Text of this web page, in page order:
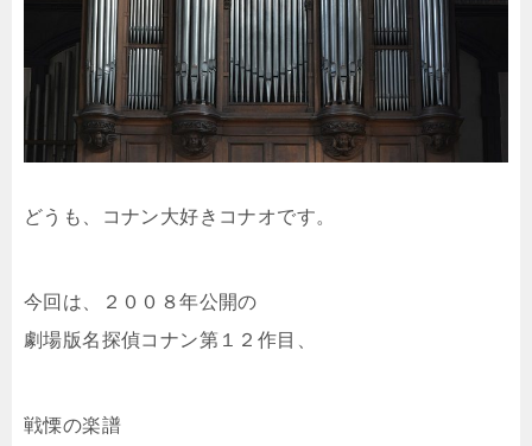
どうも、コナン大好きコナオです。
今回は、２００８年公開の
劇場版名探偵コナン第１２作目、
戦慄の楽譜